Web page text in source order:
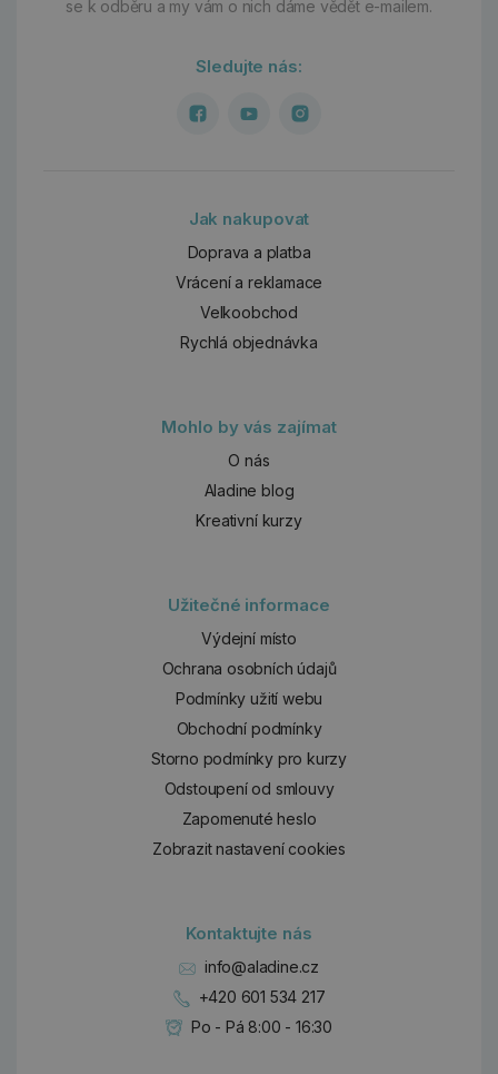
se k odběru a my vám o nich dáme vědět e-mailem.
Sledujte nás:
Jak nakupovat
Doprava a platba
Vrácení a reklamace
Velkoobchod
Rychlá objednávka
Mohlo by vás zajímat
O nás
Aladine blog
Kreativní kurzy
Užitečné informace
Výdejní místo
Ochrana osobních údajů
Podmínky užití webu
Obchodní podmínky
Storno podmínky pro kurzy
Odstoupení od smlouvy
Zapomenuté heslo
Zobrazit nastavení cookies
Kontaktujte nás
info@aladine.cz
+420 601 534 217
Po - Pá 8:00 - 16:30